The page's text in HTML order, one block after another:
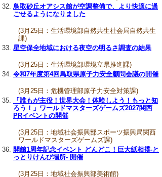
鳥取砂丘オアシス館が空調整備で、より快適に過
ごせるようになりました
(3月25日：生活環境部自然共生社会局自然共生
課)
星空保全地域における夜空の明るさ調査の結果
(3月25日：生活環境部環境立県推進課)
令和7年度第4回鳥取県原子力安全顧問会議の開催
(3月25日：危機管理部原子力安全対策課)
「誰もが主役！世界大会！体験しよう！もっと知
ろう！」ワールドマスターズゲームズ2027関西
PRイベントの開催
(3月25日：地域社会振興部スポーツ振興局関西
ワールドマスターズゲームズ課)
開館1周年記念イベント どんどこ！巨大紙相撲-と
っとりけんび場所- 開催
(3月25日：地域社会振興部美術館)